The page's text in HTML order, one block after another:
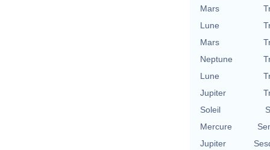
Mars
Lune
Mars
Neptune
Lune
Jupiter
Soleil
Mercure
Jupiter